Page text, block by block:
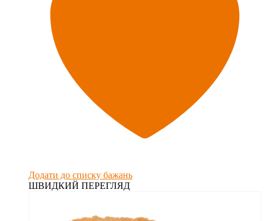
Додати до списку бажань
ШВИДКИЙ ПЕРЕГЛЯД